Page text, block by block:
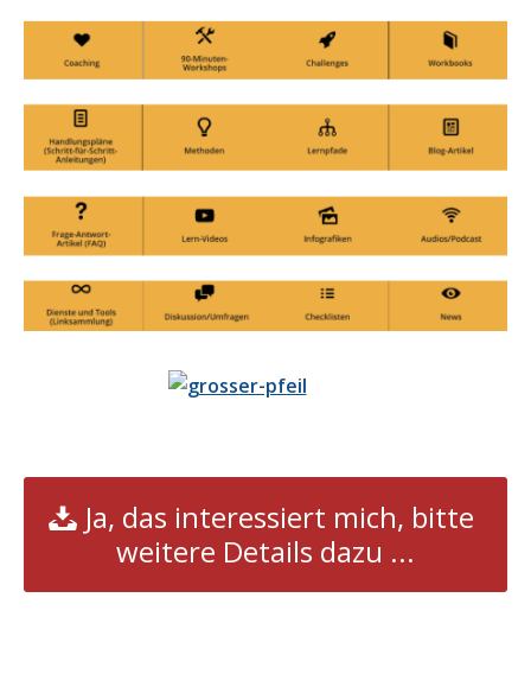
Ja, das interessiert mich, bitte
weitere Details dazu ...